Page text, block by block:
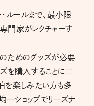
ルールまで、最小限
門家がレクチャーす
ためのグッズが必要
を購入することに二
を楽しみたい方も多
一ショップでリーズナ